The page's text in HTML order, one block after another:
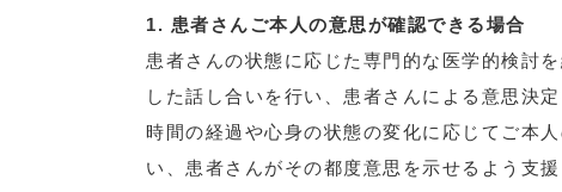
1. 患者さんご本人の意思が確認できる場合
患者さんの状態に応じた専門的な医学的検討
した話し合いを行い、患者さんによる意思決
時間の経過や心身の状態の変化に応じてご本
い、患者さんがその都度意思を示せるよう支